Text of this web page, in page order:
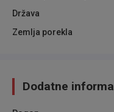
Država
Zemlja porekla
Dodatne